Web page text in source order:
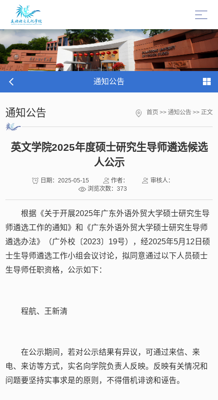
通知公告
通知公告 首页 >> 通知公告>> 正文
英文学院2025年度硕士研究生导师遴选候选
人公示
日期：2025-05-15 作者：
审核人：
浏览次数： 373
根据《关于开展2025年广东外语外贸大学硕士研究生导
师遴选工作的通知》和《广东外语外贸大学硕士研究生导师
遴选办法》（广外校〔2023〕19号），经2025年5月12日硕
士生导师遴选工作小组会议讨论，拟同意通过以下人员硕士
生导师任职资格，公示如下：
程航、王新清
在公示期间，若对公示结果有异议，可通过来信、来
电、来访等方式，实名向学院负责人反映。反映有关情况和
问题要坚持实事求是的原则，不得借机诽谤和诬告。